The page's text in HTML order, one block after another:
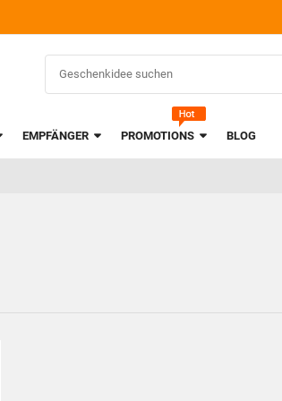
EMPFÄNGER PROMOTIONS BLOG